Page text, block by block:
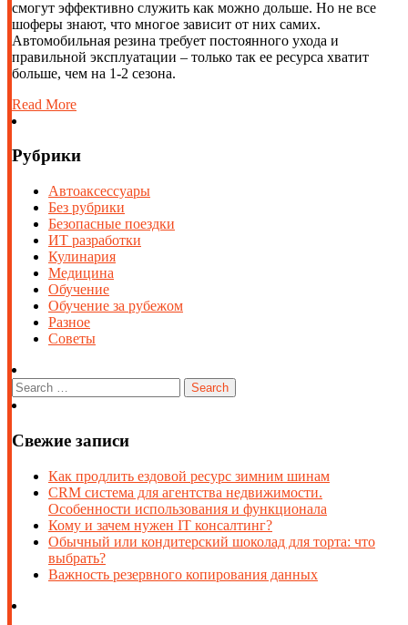
смогут эффективно служить как можно дольше. Но не все
шоферы знают, что многое зависит от них самих.
Автомобильная резина требует постоянного ухода и
правильной эксплуатации – только так ее ресурса хватит
больше, чем на 1-2 сезона.
Read More
Рубрики
Автоаксессуары
Без рубрики
Безопасные поездки
ИТ разработки
Кулинария
Медицина
Обучение
Обучение за рубежом
Разное
Советы
Свежие записи
Как продлить ездовой ресурс зимним шинам
CRM система для агентства недвижимости.
Особенности использования и функционала
Кому и зачем нужен IT консалтинг?
Обычный или кондитерский шоколад для торта: что
выбрать?
Важность резервного копирования данных